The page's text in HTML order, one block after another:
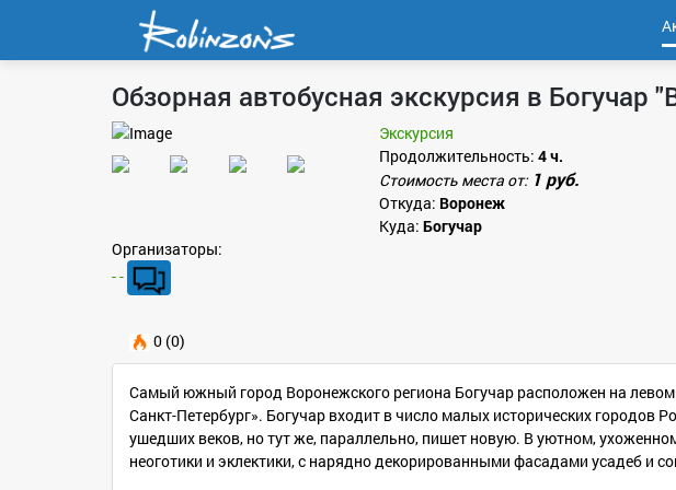
Обзорная автобусная экскурсия в Богучар
Экскурсия
Продолжительность: 4 ч.
Стоимость места от: 1 руб.
Откуда: Воронеж
Куда: Богучар
Организаторы:
- -
0 (0)
Самый южный город Воронежского региона Богучар расположен на
Санкт-Петербург». Богучар входит в число малых исторических городов
ушедших веков, но тут же, параллельно, пишет новую. В уютном,
неоготики и эклектики, с нарядно декорированными фасадами усадеб и